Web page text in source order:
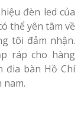
đèn led của
thể yên tâm về
tôi đảm nhận.
ráp cho hàng
đia bàn Hồ Chí
nam.